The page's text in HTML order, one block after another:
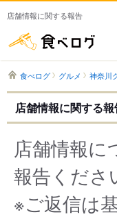
店舗情報に関する報告
食べログ グルメ 神奈川
店舗情報に関する
店舗情報
報告くださ
※ご返信は